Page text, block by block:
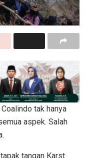
tak hanya
aspek. Salah
tangan Karst